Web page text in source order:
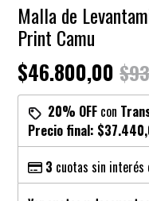
Malla de
Print Camu
$46.800,00
20% OFF con
Precio final:
3 cuotas sin interés